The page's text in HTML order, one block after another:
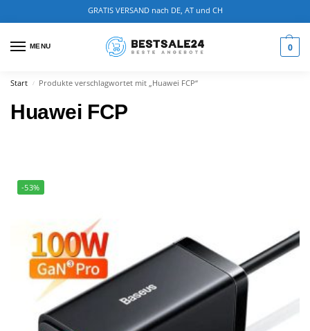
GRATIS VERSAND nach DE, AT und CH
MENU 0
Start / Produkte verschlagwortet mit „Huawei FCP“
Huawei FCP
-53%